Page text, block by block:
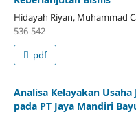
Hidayah Riyan, Muhammad
536-542
pdf
Analisa Kelayakan Usaha
pada PT Jaya Mandiri